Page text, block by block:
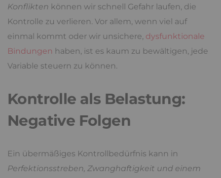
Konflikten können wir schnell Gefahr laufen, die
Kontrolle zu verlieren. Vor allem, wenn viel auf
einmal kommt oder wir unsichere, dysfunktionale
Bindungen haben, ist es kaum zu bewältigen, jede
Variable steuern zu können.
Kontrolle als Belastung:
Negative Folgen
Ein übermäßiges Kontrollbedürfnis kann in
Perfektionsstreben, Zwanghaftigkeit und einem